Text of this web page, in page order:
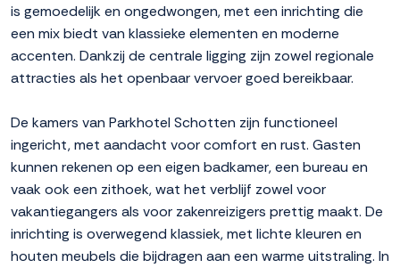
is gemoedelijk en ongedwongen, met een inrichting die
een mix biedt van klassieke elementen en moderne
accenten. Dankzij de centrale ligging zijn zowel regionale
attracties als het openbaar vervoer goed bereikbaar.
De kamers van Parkhotel Schotten zijn functioneel
ingericht, met aandacht voor comfort en rust. Gasten
kunnen rekenen op een eigen badkamer, een bureau en
vaak ook een zithoek, wat het verblijf zowel voor
vakantiegangers als voor zakenreizigers prettig maakt. De
inrichting is overwegend klassiek, met lichte kleuren en
houten meubels die bijdragen aan een warme uitstraling. In